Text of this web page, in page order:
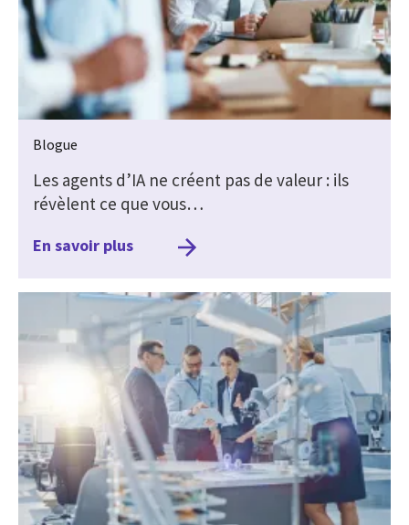
Blogue
Les agents d’IA ne créent pas de valeur : ils
révèlent ce que vous…
En savoir plus